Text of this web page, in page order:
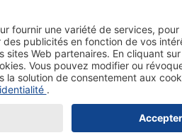
alors un cadre en bois de chêne
naturel. Le matériau naturel
photos, posters, dessins ou tous
d’art. Les cadres photo en
dans les formats 10x15, 11x17,
cm, et peuvent aussi bien être